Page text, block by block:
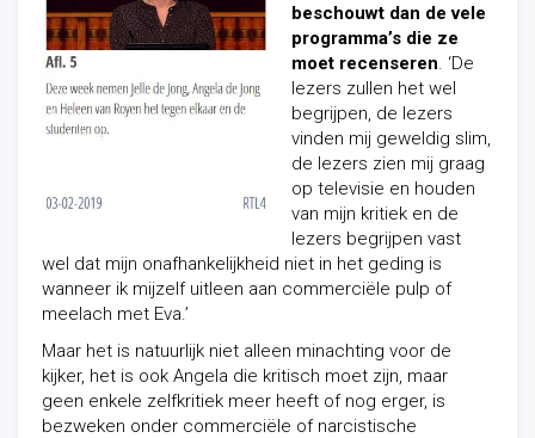
beschouwt dan de vele
programma’s die ze
moet recenseren. ‘De
lezers zullen het wel
begrijpen, de lezers
vinden mij geweldig slim,
de lezers zien mij graag
op televisie en houden
van mijn kritiek en de
lezers begrijpen vast
wel dat mijn onafhankelijkheid niet in het geding is
wanneer ik mijzelf uitleen aan commerciële pulp of
meelach met Eva.’
Maar het is natuurlijk niet alleen minachting voor de
kijker, het is ook Angela die kritisch moet zijn, maar
geen enkele zelfkritiek meer heeft of nog erger, is
bezweken onder commerciële of narcistische